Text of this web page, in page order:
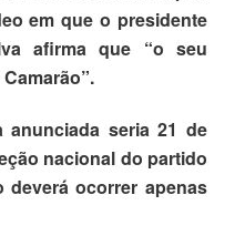
em que o presidente
afirma que “o seu
anunciada seria 21 de
nacional do partido
ocorrer apenas